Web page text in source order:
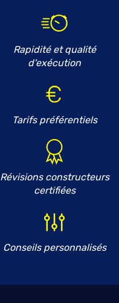
Rapidité et qualité
d'exécution
Tarifs préférentiels
Révisions constructeurs
certifiées
Conseils personnalisés